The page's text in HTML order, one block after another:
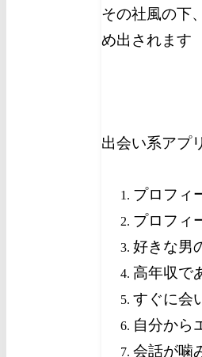
その社風の下
め出されます
出会い系アプ
プロフィ
プロフィ
好きな男
高年収で
すぐに会
自分から
会話が噛